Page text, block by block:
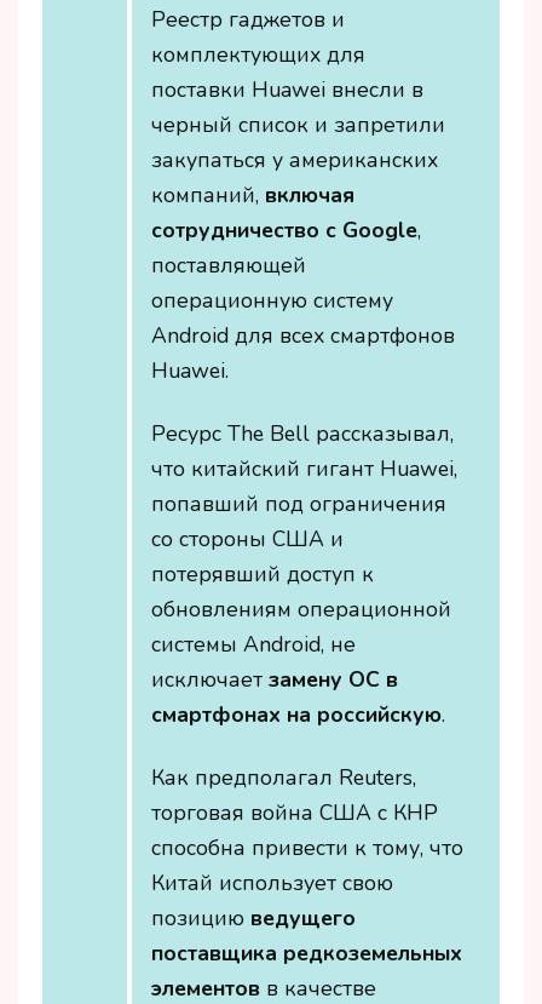
Реестр гаджетов и
комплектующих для
поставки Huawei внесли в
черный список и запретили
закупаться у американских
компаний, включая
сотрудничество с Google,
поставляющей
операционную систему
Android для всех смартфонов
Huawei.
Ресурс The Bell рассказывал,
что китайский гигант Huawei,
попавший под ограничения
со стороны США и
потерявший доступ к
обновлениям операционной
системы Android, не
исключает замену ОС в
смартфонах на российскую.
Как предполагал Reuters,
торговая война США с КНР
способна привести к тому, что
Китай использует свою
позицию ведущего
поставщика редкоземельных
элементов в качестве